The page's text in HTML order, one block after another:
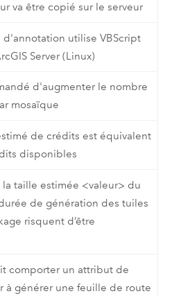
va être copié sur le serveur
utilise VBScript
Server (Linux)
d'augmenter le nombre
mosaïque
de crédits est équivalent
disponibles
taille estimée <valeur> du
de génération des tuiles
risquent d’être
comporter un attribut de
à générer une feuille de route